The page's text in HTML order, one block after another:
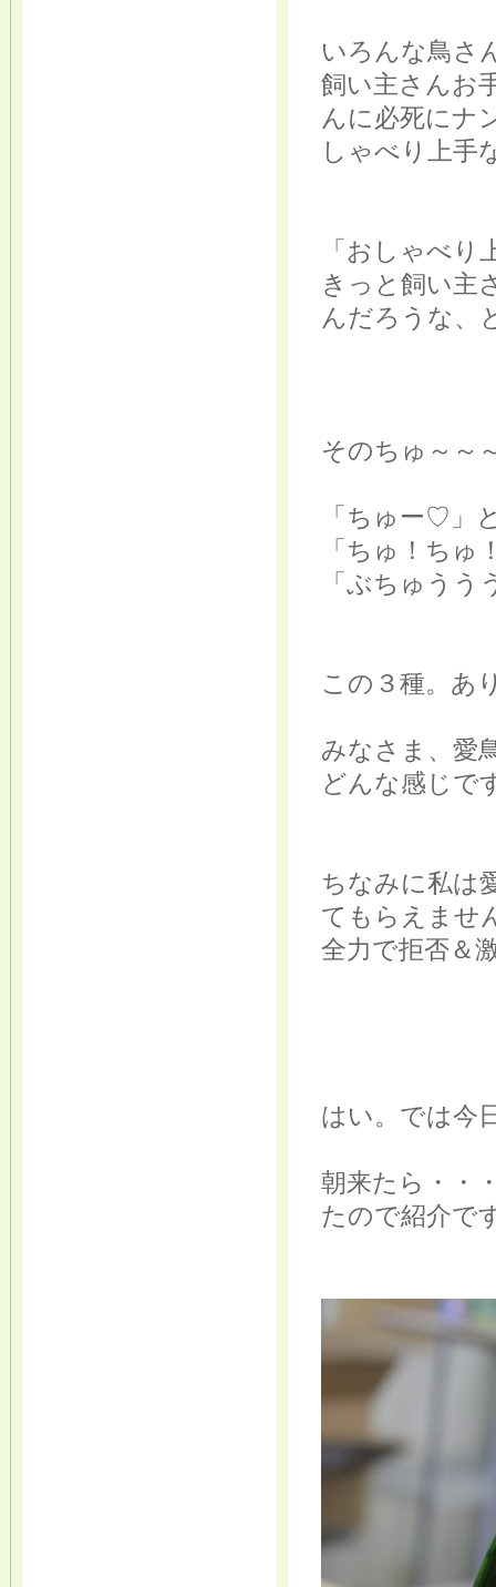
いろんな鳥さ
飼い主さんお
んに必死にナ
しゃべり上手
「おしゃべ
きっと飼い主
んだろうな、
そのちゅ～～
「ちゅー♡」
「ちゅ！ち
「ぶちゅう
この３種。あ
みなさま、愛
どんな感じで
ちなみに私は
てもらえませ
全力で拒否＆
はい。では今
朝来たら・・
たので紹介で